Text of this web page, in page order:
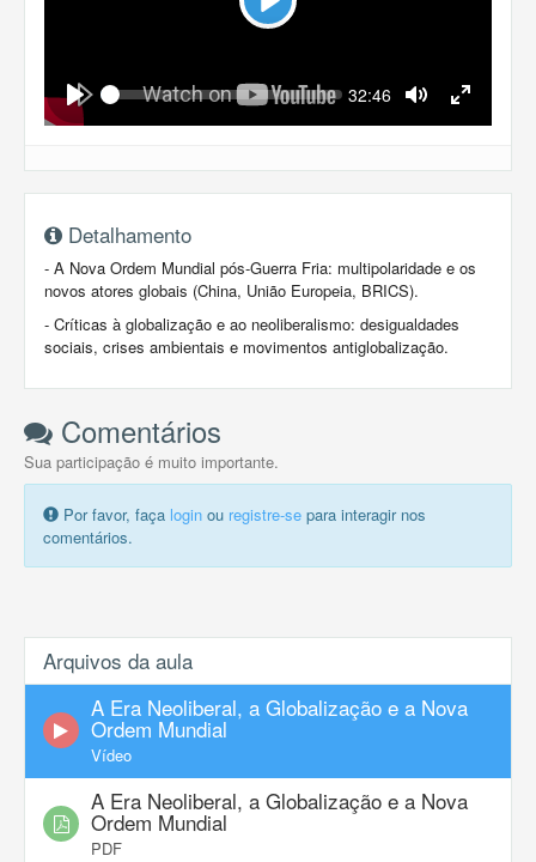
Play
Play
Seek Current
32:46
Mute Fullscreen
Detalhamento
- A Nova Ordem Mundial pós-Guerra Fria: multipolaridade e os
novos atores globais (China, União Europeia, BRICS).
- Críticas à globalização e ao neoliberalismo: desigualdades
sociais, crises ambientais e movimentos antiglobalização.
Comentários
Sua participação é muito importante.
Por favor, faça login ou registre-se para interagir nos
comentários.
Arquivos da aula
A Era Neoliberal, a Globalização e a Nova
Ordem Mundial
Vídeo
A Era Neoliberal, a Globalização e a Nova
Ordem Mundial
PDF